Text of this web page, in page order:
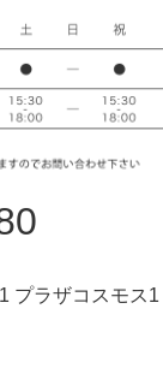
プラザコスモス1